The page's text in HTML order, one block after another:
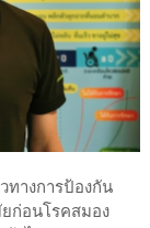
างการป้องกัน
ก่อนโรคสมอง